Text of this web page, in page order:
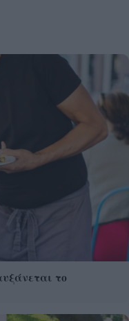
το